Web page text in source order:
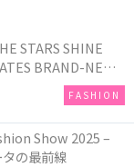
STARS SHINE
BRAND-NEW
FASHION
Show 2025 –
の最前線